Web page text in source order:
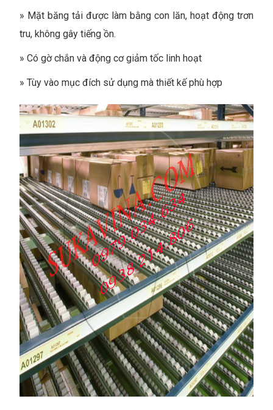
» Mặt băng tải được làm bằng con lăn, hoạt động trơn
tru, không gây tiếng ồn.
» Có gờ chắn và động cơ giảm tốc linh hoạt
» Tùy vào mục đích sử dụng mà thiết kế phù hợp